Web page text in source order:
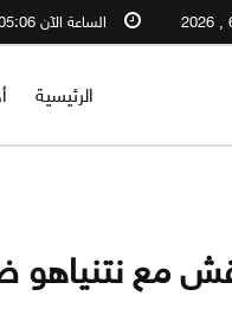
الساعة الآن 05:06 AM
الرئيسية
مع نتنياهو